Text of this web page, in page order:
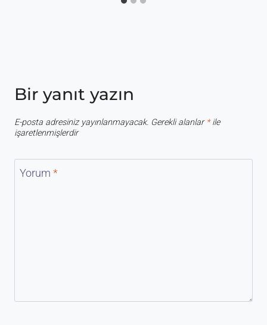
Bir yanıt yazın
E-posta adresiniz yayınlanmayacak. Gerekli alanlar *ile
işaretlenmişlerdir
Yorum *